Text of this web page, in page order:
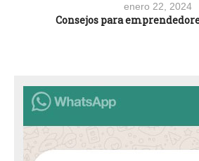
enero 22, 2024
Consejos para